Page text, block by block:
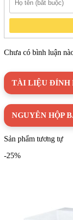
Bản vẽ kỹ thuật
LF5255/
Kim Quốc
Chưa có bình luận
TÀI LIỆU ĐÍNH
NGUYÊN HỘP
Sản phẩm tương tự
-25%